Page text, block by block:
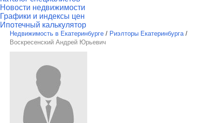
Новости недвижимости
Графики и индексы цен
Ипотечный калькулятор
Недвижимость в Екатеринбурге / Риэлторы Екатеринбурга /
Воскресенский Андрей Юрьевич